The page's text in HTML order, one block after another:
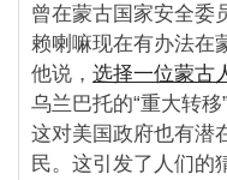
曾在蒙古国家安全委
赖喇嘛现在有办法在
他说， 选择一位蒙古
乌兰巴托的“重大转移”
这对美国政府也有潜
民。这引发了人们